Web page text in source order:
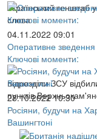
Український генштаб
слова
04.11.2022 09:01
Оперативне
Ключові моменти:
підрозділи ЗСУ
пунктів
28.10.2022 10:30
Росіяни, будучи на
Вашингтоні